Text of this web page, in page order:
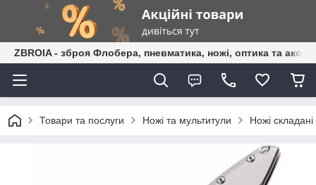
ZBROIA - зброя Флобера, пневматика, ножі, оптика та
Товари та послуги Ножі та мультитули Ножі складані